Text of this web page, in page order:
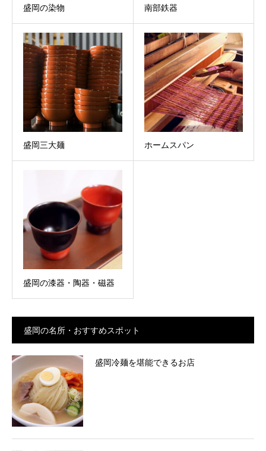
盛岡の染物 南部鉄器
盛岡三大麺 ホームスパン
盛岡の漆器・陶器・磁器
盛岡の名所・おすすめスポット
盛岡冷麺を堪能できるお店